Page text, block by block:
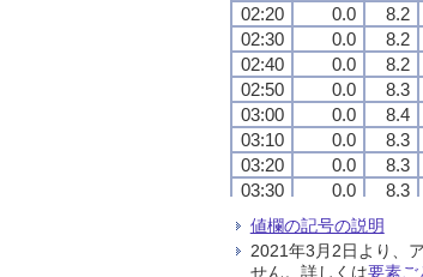
02:20
0.0 8.2
02:30
0.0 8.2
02:40
0.0 8.2
02:50
0.0 8.3
03:00
0.0 8.4
03:10
0.0 8.3
03:20
0.0 8.3
03:30
0.0 8.3
03:40
0.0
03:50
0.0 8.2
04:00
0.0 8.1
02:20
0.0 8.2
02:30
0.0 8.2
02:40
0.0 8.2
02:50
0.0 8.3
03:00
0.0 8.4
03:10
0.0 8.3
03:20
0.0 8.3
03:30
0.0 8.3
03:40
0.0
03:50
0.0 8.2
04:00
0.0 8.1
02:20
0.0 8.2
02:30
0.0 8.2
02:40
0.0 8.2
02:50
0.0 8.3
03:00
0.0 8.4
03:10
0.0 8.3
03:20
0.0 8.3
03:30
0.0 8.3
03:40
0.0
03:50
0.0 8.2
04:00
0.0 8.1
02:20
0.0 8.2
02:30
0.0 8.2
02:40
0.0 8.2
02:50
0.0 8.3
03:00
0.0 8.4
03:10
0.0 8.3
03:20
0.0 8.3
03:30
0.0 8.3
03:40
0.0
03:50
0.0 8.2
04:00
0.0 8.1
値欄の記号の説明
2021年3月2日より、
せん。詳しくは要素ご